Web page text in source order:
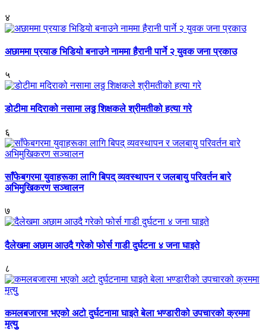
४
अछाममा प्रयाङ भिडियो बनाउने नाममा हैरानी पार्ने २ युवक जना प्रकाउ
५
डोटीमा मदिराको नसामा लठ्ठ शिक्षकले श्रीमतीको हत्या गरे
६
साँफेबगरमा युवाहरूका लागि बिपद् व्यवस्थापन र जलबायु परिवर्तन बारे
अभिमुखिकरण सञ्चालन
७
दैलेखमा अछाम आउदै गरेको फोर्स गाडी दुर्घटना ४ जना घाइते
८
कमलबजारमा भएको अटो दुर्घटनामा घाइते बेला भण्डारीको उपचारको क्रममा
मृत्युु